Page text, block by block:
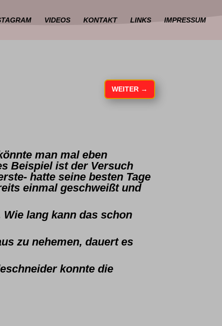
VIDEOS KONTAKT LINKS IMPRESSUM
WEITER→
man mal eben
Beispiel ist der Versuch
hatte seine besten Tage
einmal geschweißt und
lang kann das schon
zu nehemen, dauert es
konnte die